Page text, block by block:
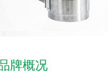
牌概况